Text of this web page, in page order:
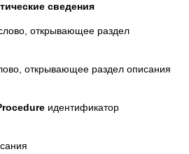
сведения
открывающее раздел
открывающее раздел описания
идентификатор